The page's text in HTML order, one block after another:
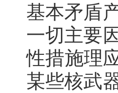
基本矛盾
一切主要
性措施理
某些核武